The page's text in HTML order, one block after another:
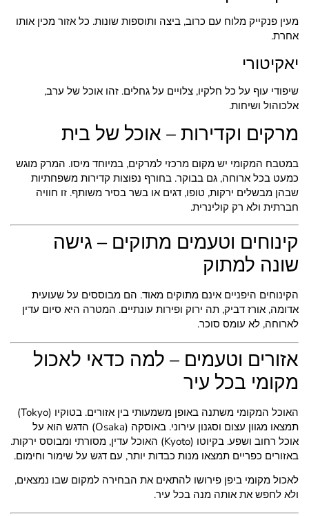
מעין פנקייק מלוח עם כרוב, ביצה ותוספות שונות. כל אזור מכין אותו
אחרת.
יאקיטורי
שיפודי עוף על כל חלקיו, צלויים על גחלים. זהו אוכל של ערב,
אלכוהול ושיחות.
מרקים וקדירות – אוכל של בית
במטבח המקומי יש מקום מרכזי למרקים, במיוחד מיסו. המרק מוגש
כמעט בכל ארוחה, גם בבוקר. בחורף נפוצות קדירות משפחתיות
שבהן מבשלים ירקות, טופו, דגים או בשר בסיר משותף. זו חוויה
חברתית ולא רק קולינרית.
קינוחים וטעמים מתוקים – גישה
שונה למתוק
הקינוחים היפניים אינם מתוקים מאוד. הם מבוססים על שעועית
אדומה, אורז דביק, תה ירוק ופירות עונתיים. המטרה היא סיום עדין
לארוחה, לא עומס סוכר.
אזורים וטעמים – למה כדאי לאכול
מקומי בכל עיר
האוכל המקומי משתנה באופן משמעותי בין אזורים. בטוקיו (Tokyo)
תמצאו מגוון עצום וסגנון עירוני. באוסקה (Osaka) הדגש הוא על
אוכל רחוב ושפע. בקיוטו (Kyoto) האוכל עדין, מסורתי ומבוסס ירקות.
באזורים כפריים תמצאו מנות כבדות יותר, עם דגש על שימור וחימום.
לאכול מקומי ביפן פירושו להתאים את הבחירה למקום שבו נמצאים,
ולא לחפש את אותה מנה בכל עיר.